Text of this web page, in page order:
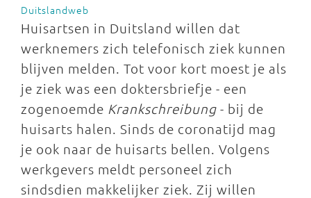
Duitslandweb
Huisartsen in Duitsland willen dat
werknemers zich telefonisch ziek kunnen
blijven melden. Tot voor kort moest je als
je ziek was een doktersbriefje - een
zogenoemde Krankschreibung - bij de
huisarts halen. Sinds de coronatijd mag
je ook naar de huisarts bellen. Volgens
werkgevers meldt personeel zich
sindsdien makkelijker ziek. Zij willen